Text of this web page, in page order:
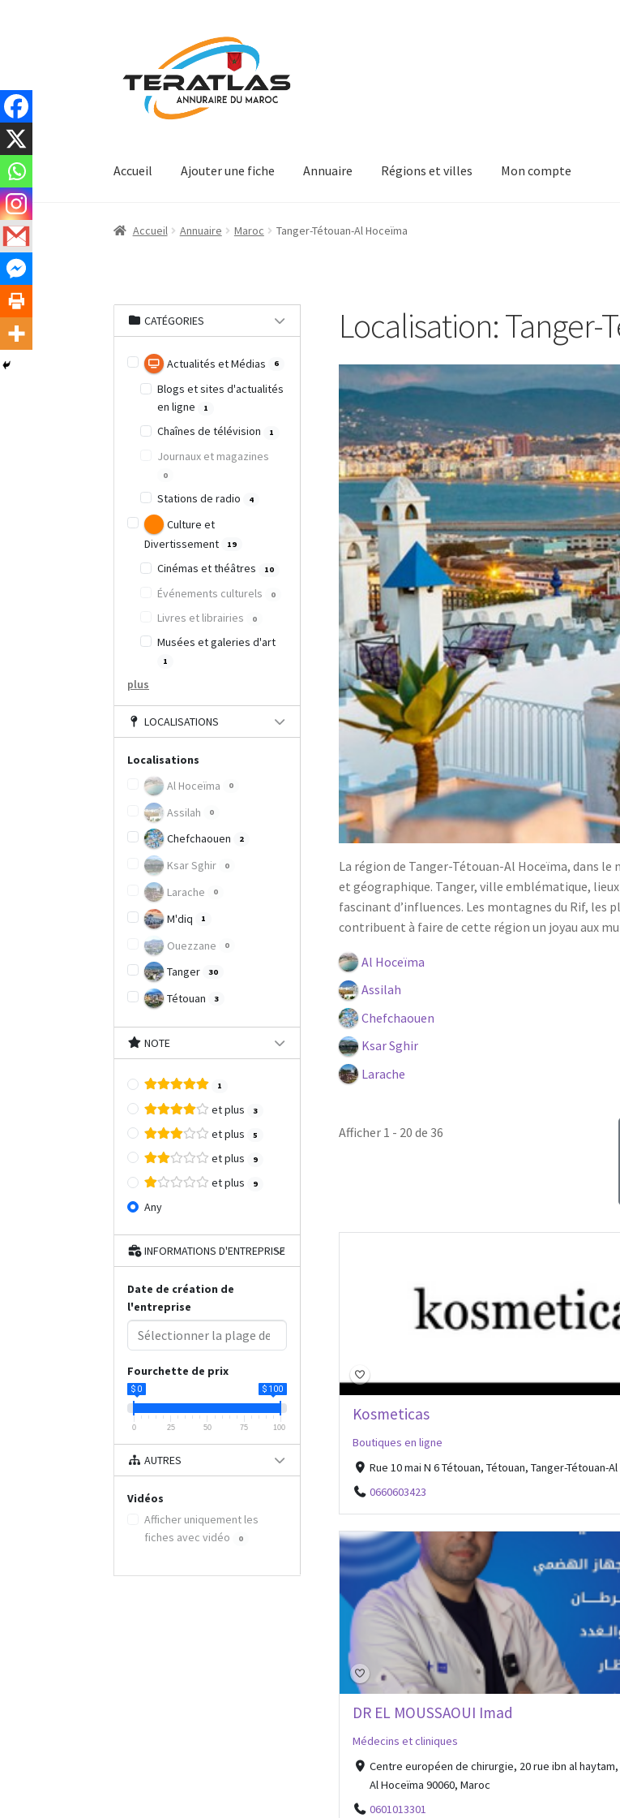
la
navigation
contenu
Accueil Ajouter une fiche Annuaire Régions et villes Mon compte
Accueil Annuaire Maroc Tanger-Tétouan-Al Hoceïma
Localisation:
La région de Tanger-Tétouan-Al Hoceïma, dans
et géographique. Tanger, ville emblématique,
fascinant d’influences. Les montagnes du Rif, les
contribuent à faire de cette région un joyau aux
Al Hoceïma
Assilah
Chefchaouen
Ksar Sghir
Larache
Afficher 1 - 20 de 36
Kosmeticas
Boutiques en ligne
Rue 10 mai N 6 Tétouan, Tétouan, Tanger-Tétouan-
0660603423
DR EL MOUSSAOUI Imad
Médecins et cliniques
Centre européen de chirurgie, 20 rue ibn al haytam,
Al Hoceïma 90060, Maroc
0601013301
CATÉGORIES
Actualités et Médias 6
Blogs et sites d'actualités
en ligne
1
Chaînes de télévision 1
Journaux et magazines
0
Stations de radio 4
Culture et
Divertissement
19
Cinémas et théâtres 10
Événements culturels 0
Livres et librairies 0
Musées et galeries d'art
1
plus
LOCALISATIONS
Localisations
Al Hoceïma
0
Assilah 0
Chefchaouen 2
Ksar Sghir 0
Larache 0
M'diq 1
Ouezzane 0
Tanger 30
Tétouan 3
NOTE
1
et plus 3
et plus 5
et plus 9
et plus 9
Any
INFORMATIONS D'ENTREPRISE
Date de création de
l'entreprise
Fourchette de prix
$ 0 $ 100
0 25 50 75 100
AUTRES
Vidéos
Afficher uniquement les
fiches avec vidéo
0